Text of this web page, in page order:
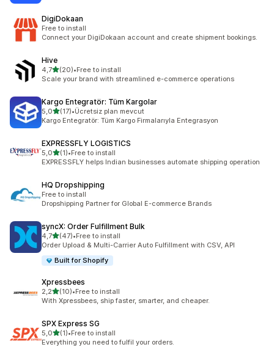
DigiDokaan
Free to install
Connect your DigiDokaan account and create shipment bookings.
Hive
4,7de 5 estrelas
(20)
20 total de avaliações
•Free to install
Scale your brand with streamlined e-commerce operations
Kargo Entegratör: Tüm Kargolar
5,0de 5 estrelas
(17)
17 total de avaliações
•Ücretsiz plan mevcut
Kargo Entegratör: Tüm Kargo Firmalarıyla Entegrasyon
EXPRESSFLY LOGISTICS
5,0de 5 estrelas
(1)
1 total de avaliações
•Free to install
EXPRESSFLY helps Indian businesses automate shipping operation
HQ Dropshipping
Free to install
Dropshipping Partner for Global E-commerce Brands
syncX: Order Fulfillment Bulk
4,7de 5 estrelas
(47)
47 total de avaliações
•Free to install
Order Upload & Multi-Carrier Auto Fulfillment with CSV, API
Built for Shopify
Xpressbees
2,2de 5 estrelas
(10)
10 total de avaliações
•Free to install
With Xpressbees, ship faster, smarter, and cheaper.
SPX Express SG
5,0de 5 estrelas
(1)
1 total de avaliações
•Free to install
Everything you need to fulfil your orders.